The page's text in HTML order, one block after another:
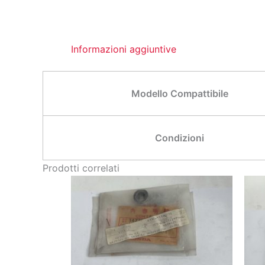
Informazioni aggiuntive
Modello Compattibile
Condizioni
Prodotti correlati